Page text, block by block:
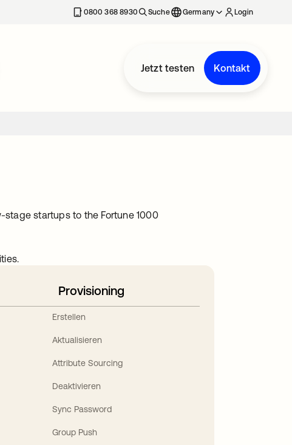
0800 368 8930 Suche Germany Login
Jetzt testen Kontakt
startups to the Fortune 1000
Provisioning
Erstellen
Aktualisieren
Attribute Sourcing
Deaktivieren
Sync Password
Group Push